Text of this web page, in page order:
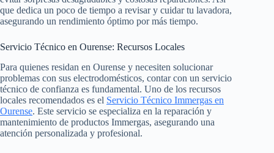
que dedica un poco de tiempo a revisar y cuidar tu lavadora,
asegurando un rendimiento óptimo por más tiempo.
Servicio Técnico en Ourense: Recursos Locales
Para quienes residan en Ourense y necesiten solucionar
problemas con sus electrodomésticos, contar con un servicio
técnico de confianza es fundamental. Uno de los recursos
locales recomendados es el Servicio Técnico Immergas en
Ourense. Este servicio se especializa en la reparación y
mantenimiento de productos Immergas, asegurando una
atención personalizada y profesional.